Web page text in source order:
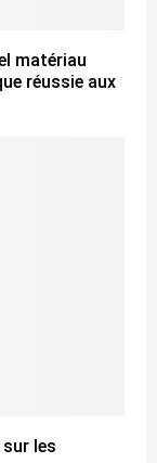
matériau
réussie aux
les